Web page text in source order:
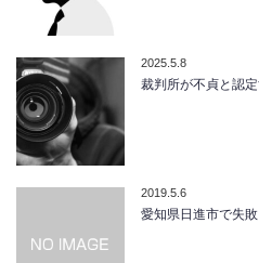
2025.5.8
裁判所が不貞と認
2019.5.6
愛知県日進市で失